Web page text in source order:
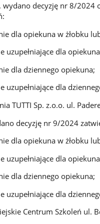
decyzję nr 8/2024
dla opiekuna w żłobku
uzupełniające dla
dla dziennego opiekuna;
uzupełniające dla
TUTTI Sp. z.o.o. ul.
decyzję nr 9/2024
dla opiekuna w żłobku
uzupełniające dla
dla dziennego opiekuna;
uzupełniające dla
Centrum Szkoleń ul.